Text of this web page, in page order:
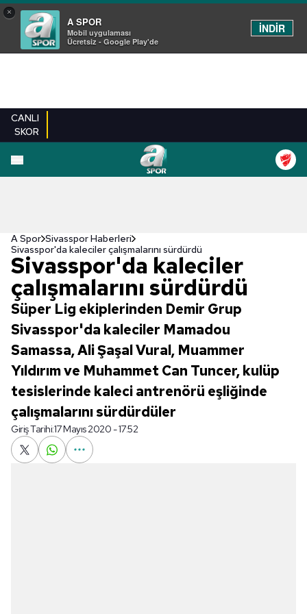
×
A SPOR
Mobil uygulaması
Ücretsiz - Google Play'de
İNDİR
CANLI
SKOR
A Spor Sivasspor Haberleri
Sivasspor'da kaleciler çalışmalarını sürdürdü
Sivasspor'da kaleciler
çalışmalarını sürdürdü
Süper Lig ekiplerinden Demir Grup
Sivasspor'da kaleciler Mamadou
Samassa, Ali Şaşal Vural, Muammer
Yıldırım ve Muhammet Can Tuncer, kulüp
tesislerinde kaleci antrenörü eşliğinde
çalışmalarını sürdürdüler
Giriş Tarihi:17 Mayıs 2020 - 17:52